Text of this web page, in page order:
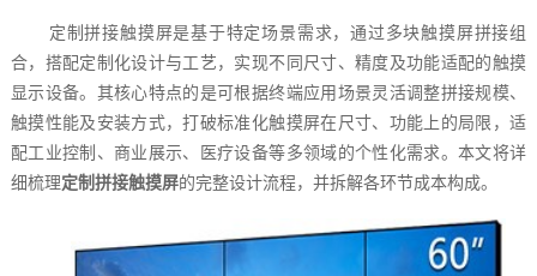
定制拼接触摸屏是基于特定场景需求，通过多块触摸屏拼接组
合，搭配定制化设计与工艺，实现不同尺寸、精度及功能适配的触摸
显示设备。其核心特点的是可根据终端应用场景灵活调整拼接规模、
触摸性能及安装方式，打破标准化触摸屏在尺寸、功能上的局限，适
配工业控制、商业展示、医疗设备等多领域的个性化需求。本文将详
细梳理定制拼接触摸屏的完整设计流程，并拆解各环节成本构成。